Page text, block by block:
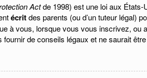
Actde 1998) est une loi aux États-
écritdes parents (ou d’un tuteur légal)
à vous, lorsque vous vous inscrivez,
fournir de conseils légaux et ne saurait